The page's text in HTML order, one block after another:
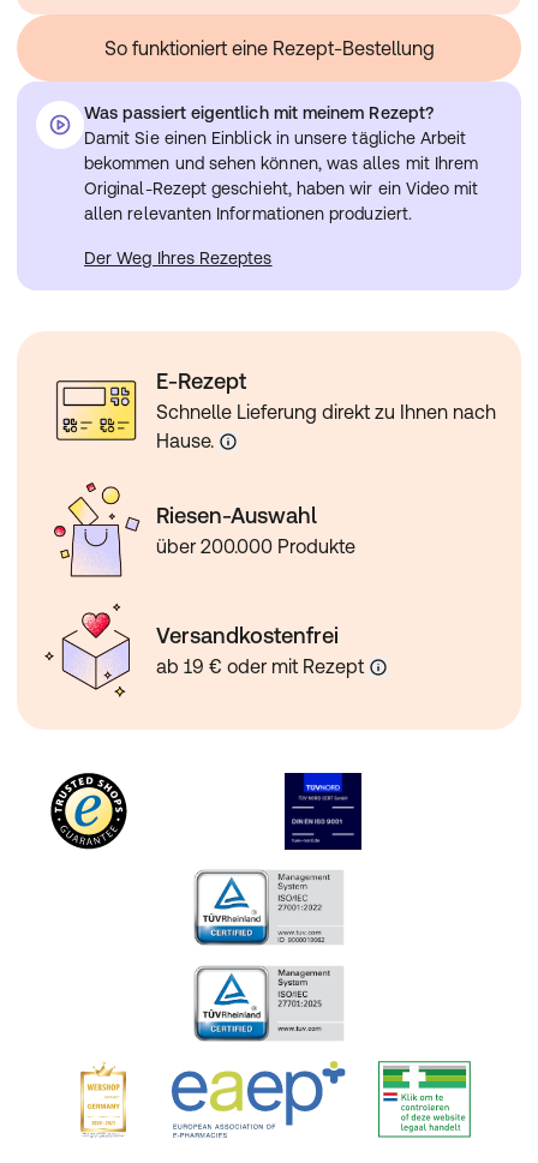
So funktioniert eine Rezept-Bestellung
Was passiert eigentlich mit meinem Rezept?
Damit Sie einen Einblick in unsere tägliche Arbeit
bekommen und sehen können, was alles mit Ihrem
Original-Rezept geschieht, haben wir ein Video mit
allen relevanten Informationen produziert.
Der Weg Ihres Rezeptes
E-Rezept
Schnelle Lieferung direkt zu Ihnen nach
Hause.
Riesen-Auswahl
über 200.000 Produkte
Versandkostenfrei
ab 19 € oder mit Rezept